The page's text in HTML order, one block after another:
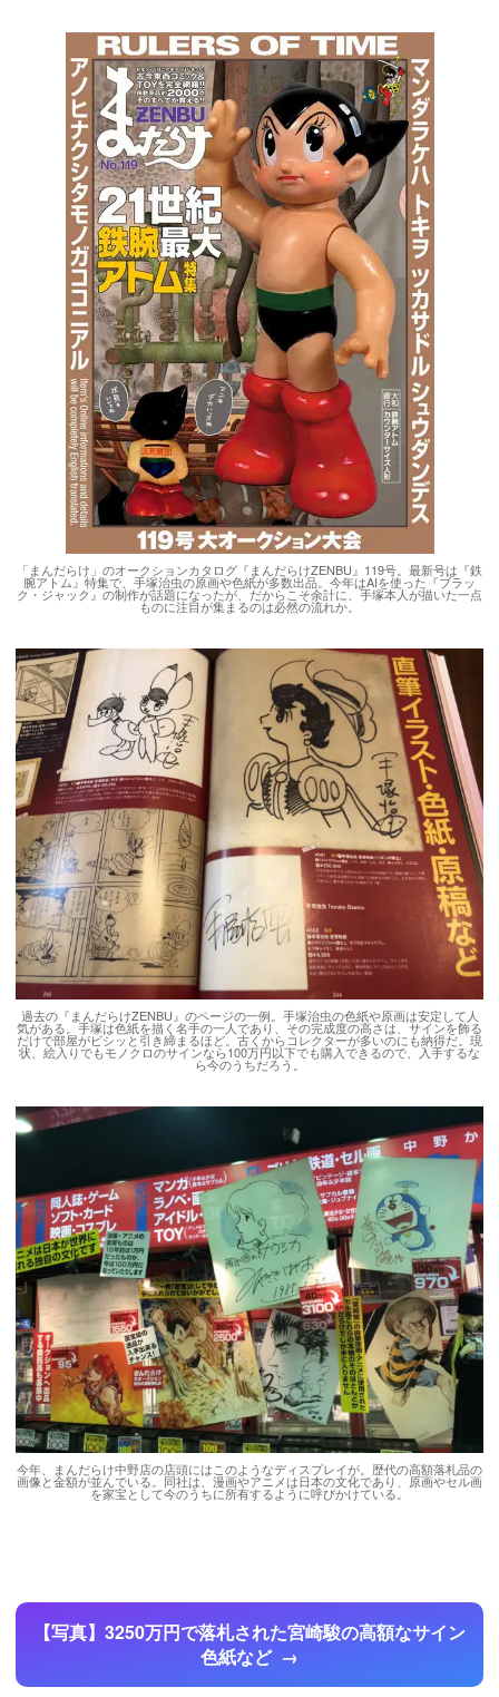
「まんだらけ」のオークションカタログ『まんだらけZENBU』119号。最新号は『鉄
腕アトム』特集で、手塚治虫の原画や色紙が多数出品。今年はAIを使った『ブラッ
ク・ジャック』の制作が話題になったが、だからこそ余計に、手塚本人が描いた一点
ものに注目が集まるのは必然の流れか。
過去の『まんだらけZENBU』のページの一例。手塚治虫の色紙や原画は安定して人
気がある。手塚は色紙を描く名手の一人であり、その完成度の高さは、サインを飾る
だけで部屋がビシッと引き締まるほど。古くからコレクターが多いのにも納得だ。現
状、絵入りでもモノクロのサインなら100万円以下でも購入できるので、入手するな
ら今のうちだろう。
今年、まんだらけ中野店の店頭にはこのようなディスプレイが。歴代の高額落札品の
画像と金額が並んでいる。同社は、漫画やアニメは日本の文化であり、原画やセル画
を家宝として今のうちに所有するように呼びかけている。
【写真】3250万円で落札された宮崎駿の高額なサイン
色紙など